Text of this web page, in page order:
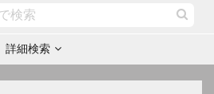
詳細検索